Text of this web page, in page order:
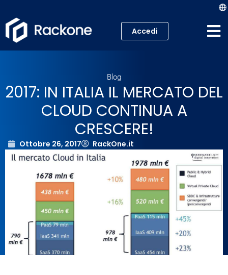
Cloud
Proxmox VE
Academy
Sicurezza
Accedi
Blog
2017: IN ITALIA IL MERCATO DEL
CLOUD CONTINUA A
CRESCERE!
Ottobre 26, 2017 RackOne.it